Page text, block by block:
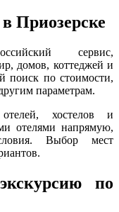
Приозерске
сервис,
домов, коттеджей и
поиск по стоимости,
параметрам.
хостелов и
отелями напрямую,
Выбор мест
по